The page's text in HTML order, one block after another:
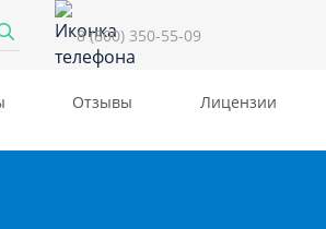
8 (800) 350-55-09
Отзывы Лицензии